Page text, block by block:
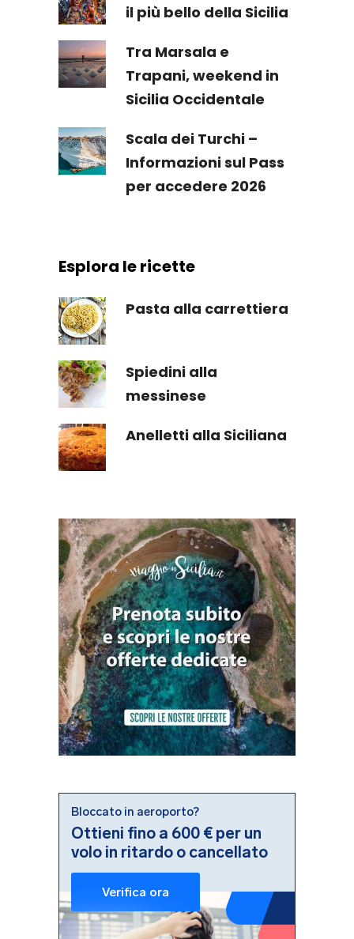
il più bello della Sicilia
Tra Marsala e
Trapani, weekend in
Sicilia Occidentale
Scala dei Turchi –
Informazioni sul Pass
per accedere 2026
Esplora le ricette
Pasta alla carrettiera
Spiedini alla
messinese
Anelletti alla Siciliana